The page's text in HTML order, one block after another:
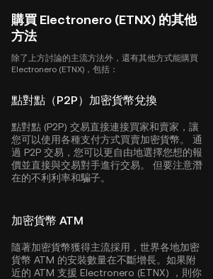
購買 Electronero (ETNX) 的其他
方法
除了上方討論的主流方法外，還有其他方式能購買
Electronero (ETNX)，包括：
點對點（P2P）加密貨幣兌換
點對點 (P2P) 交易直接連接買家和賣家，讓
您可以使用各種支付方式買賣加密貨幣。 通
過 P2P 交易，您可以更自由地選擇您想的報
價並直接與交易對手進行交易。 但要注意潛
在的不利利率和騙子。
加密貨幣 ATM
隨著加密貨幣獲得主流採用，世界各地加密
貨幣 ATM 的安裝數量在不斷增長。如果附
近的 ATM 支援 Electronero (ETNX) ，則你